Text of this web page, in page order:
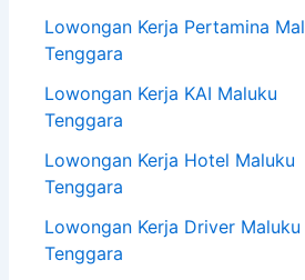
Lowongan Kerja Pertamina
Tenggara
Lowongan Kerja KAI Maluku
Tenggara
Lowongan Kerja Hotel Maluku
Tenggara
Lowongan Kerja Driver Maluku
Tenggara